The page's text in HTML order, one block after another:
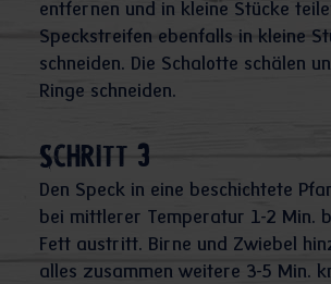
entfernen und in kleine Stücke
Speckstreifen ebenfalls in kleine
schneiden. Die Schalotte schälen
Ringe schneiden.
Schritt 3
Den Speck in eine beschichtete
bei mittlerer Temperatur 1-2 Min.
Fett austritt. Birne und Zwiebel
alles zusammen weitere 3-5 Min.